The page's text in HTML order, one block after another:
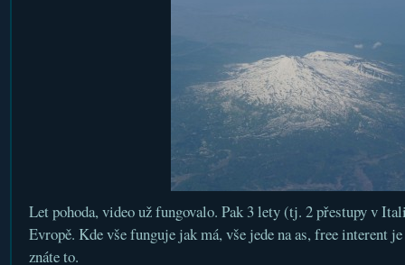
Let pohoda, video už fungovalo. Pak 3 lety (tj. 2 přestupy v
Evropě. Kde vše funguje jak má, vše jede na as, free interent
znáte to.